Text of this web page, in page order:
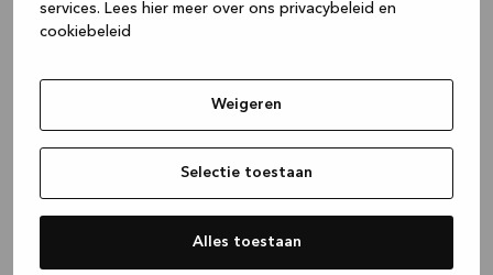
services. Lees hier meer over ons privacybeleid en
cookiebeleid
Weigeren
Selectie toestaan
Alles toestaan
(see the browser console for more
information).